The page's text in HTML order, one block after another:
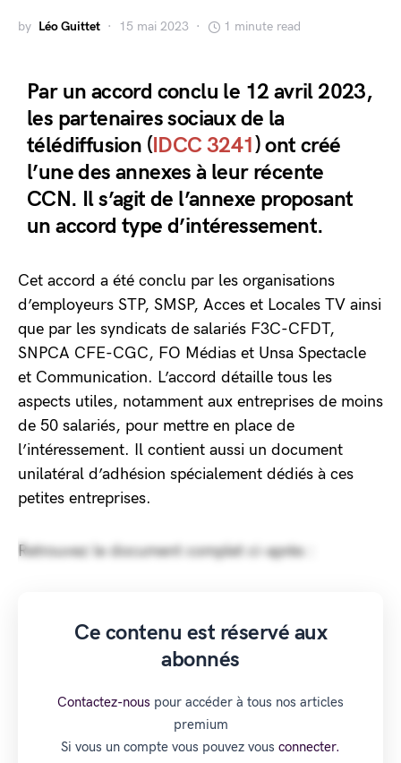
by Léo Guittet 15 mai 2023 1 minute read
Par un accord conclu le 12 avril 2023,
les partenaires sociaux de la
télédiffusion (IDCC 3241) ont créé
l’une des annexes à leur récente
CCN. Il s’agit de l’annexe proposant
un accord type d’intéressement.
Cet accord a été conclu par les organisations
d’employeurs STP, SMSP, Acces et Locales TV ainsi
que par les syndicats de salariés F3C-CFDT,
SNPCA CFE-CGC, FO Médias et Unsa Spectacle
et Communication. L’accord détaille tous les
aspects utiles, notamment aux entreprises de moins
de 50 salariés, pour mettre en place de
l’intéressement. Il contient aussi un document
unilatéral d’adhésion spécialement dédiés à ces
petites entreprises.
Retrouvez le document complet ci-après :
Ce contenu est réservé aux
abonnés
Contactez-nous pour accéder à tous nos articles
premium
Si vous un compte vous pouvez vous connecter.